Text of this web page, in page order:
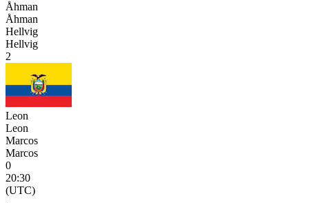
Åhman
Åhman
Hellvig
Hellvig
2
Leon
Leon
Marcos
Marcos
0
20:30
(UTC)